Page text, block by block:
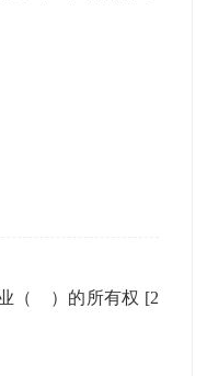
（ ）的所有权 [2